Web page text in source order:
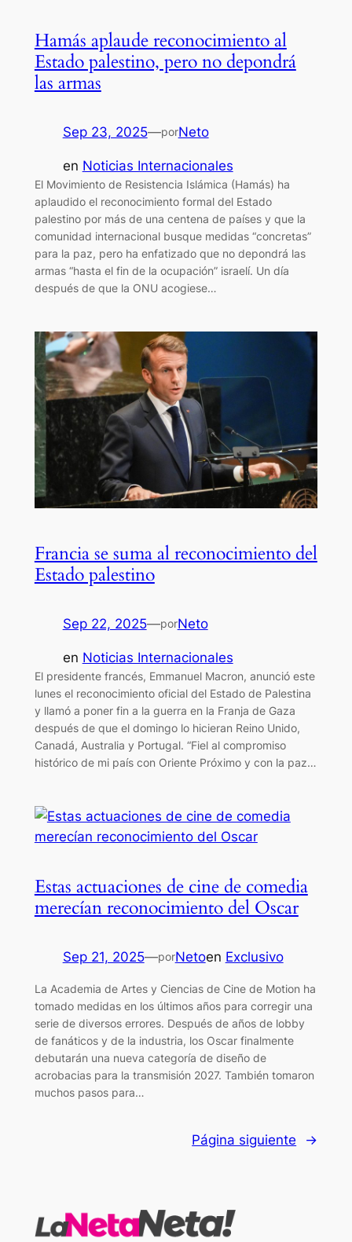
Hamás aplaude reconocimiento al
Estado palestino, pero no depondrá
las armas
Sep 23, 2025—porNeto
en Noticias Internacionales
El Movimiento de Resistencia Islámica (Hamás) ha
aplaudido el reconocimiento formal del Estado
palestino por más de una centena de países y que la
comunidad internacional busque medidas “concretas”
para la paz, pero ha enfatizado que no depondrá las
armas “hasta el fin de la ocupación” israelí. Un día
después de que la ONU acogiese…
Francia se suma al reconocimiento del
Estado palestino
Sep 22, 2025—porNeto
en Noticias Internacionales
El presidente francés, Emmanuel Macron, anunció este
lunes el reconocimiento oficial del Estado de Palestina
y llamó a poner fin a la guerra en la Franja de Gaza
después de que el domingo lo hicieran Reino Unido,
Canadá, Australia y Portugal. “Fiel al compromiso
histórico de mi país con Oriente Próximo y con la paz…
Estas actuaciones de cine de comedia
merecían reconocimiento del Oscar
Sep 21, 2025—porNetoen Exclusivo
La Academia de Artes y Ciencias de Cine de Motion ha
tomado medidas en los últimos años para corregir una
serie de diversos errores. Después de años de lobby
de fanáticos y de la industria, los Oscar finalmente
debutarán una nueva categoría de diseño de
acrobacias para la transmisión 2027. También tomaron
muchos pasos para…
Página siguiente →